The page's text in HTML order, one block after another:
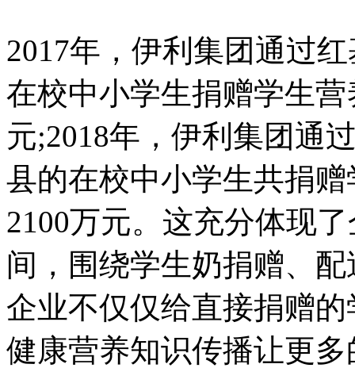
2017年，伊利集团通过
在校中小学生捐赠学生
元;2018年，伊利集团通
县的在校中小学生共捐
2100万元。这充分体现
间，围绕学生奶捐赠、
企业不仅仅给直接捐赠
健康营养知识传播让更